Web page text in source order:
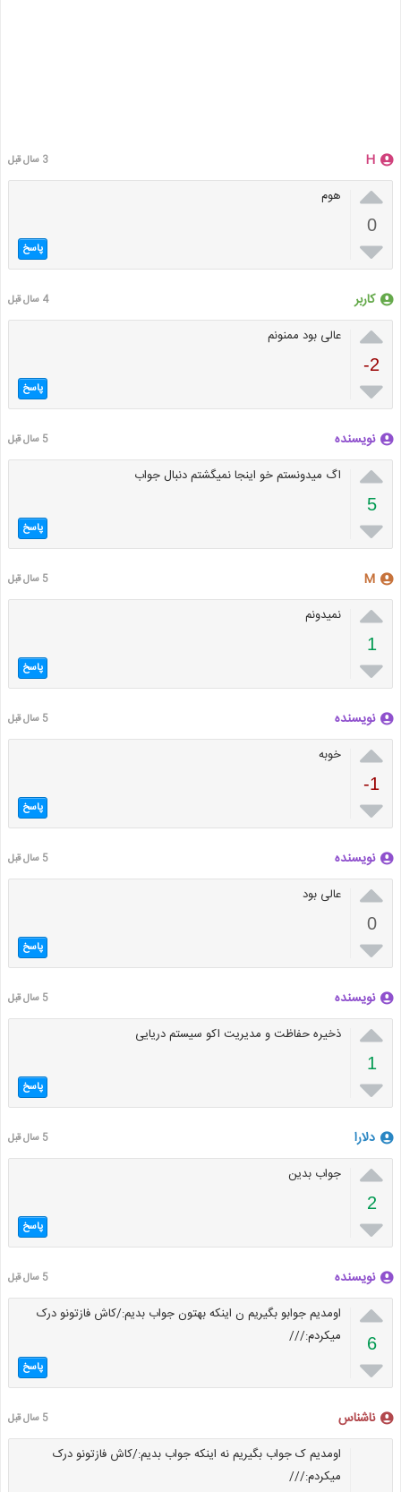
H 3 سال قبل

0

هوم
پاسخ
کاربر 4 سال قبل

-2

عالی بود ممنونم
پاسخ
نویسنده 5 سال قبل

5

اگ میدونستم خو اینجا نمیگشتم دنبال جواب
پاسخ
M 5 سال قبل

1

نمیدونم
پاسخ
نویسنده 5 سال قبل

-1

خوبه
پاسخ
نویسنده 5 سال قبل

0

عالی بود
پاسخ
نویسنده 5 سال قبل

1

ذخیره حفاظت و مدیریت اکو سیستم دریایی
پاسخ
دلارا 5 سال قبل

2

جواب بدین
پاسخ
نویسنده 5 سال قبل

6

اومدیم جوابو بگیریم ن اینکه بهتون جواب بدیم:/کاش فازتونو درک
میکردم:///
پاسخ
ناشناس 5 سال قبل
اومدیم ک جواب بگیریم نه اینکه جواب بدیم:/کاش فازتونو درک
میکردم:///